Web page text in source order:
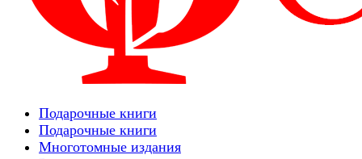
Подарочные книги
Подарочные книги
Многотомные издания